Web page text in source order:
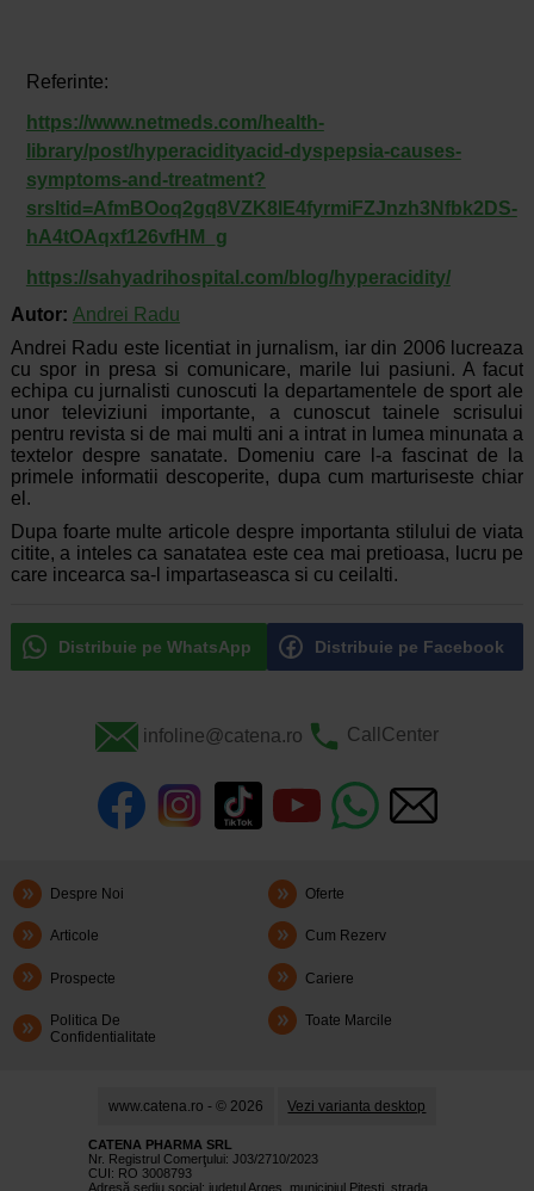
Referinte:
https://www.netmeds.com/health-
library/post/hyperacidityacid-dyspepsia-causes-
symptoms-and-treatment?
srsltid=AfmBOoq2gq8VZK8IE4fyrmiFZJnzh3Nfbk2DS-
hA4tOAqxf126vfHM_g
https://sahyadrihospital.com/blog/hyperacidity/
Autor: Andrei Radu
Andrei Radu este licentiat in jurnalism, iar din 2006 lucreaza
cu spor in presa si comunicare, marile lui pasiuni. A facut
echipa cu jurnalisti cunoscuti la departamentele de sport ale
unor televiziuni importante, a cunoscut tainele scrisului
pentru revista si de mai multi ani a intrat in lumea minunata a
textelor despre sanatate. Domeniu care l-a fascinat de la
primele informatii descoperite, dupa cum marturiseste chiar
el.
Dupa foarte multe articole despre importanta stilului de viata
citite, a inteles ca sanatatea este cea mai pretioasa, lucru pe
care incearca sa-l impartaseasca si cu ceilalti.
Distribuie pe WhatsApp Distribuie pe Facebook
infoline@catena.ro CallCenter
Despre Noi Oferte
Articole Cum Rezerv
Prospecte Cariere
Politica De
Confidentialitate
Toate Marcile
www.catena.ro - © 2026 Vezi varianta desktop
CATENA PHARMA SRL
Nr. Registrul Comerţului: J03/2710/2023
CUI: RO 3008793
Adresă sediu social: judetul Argeş, municipiul Piteşti, strada